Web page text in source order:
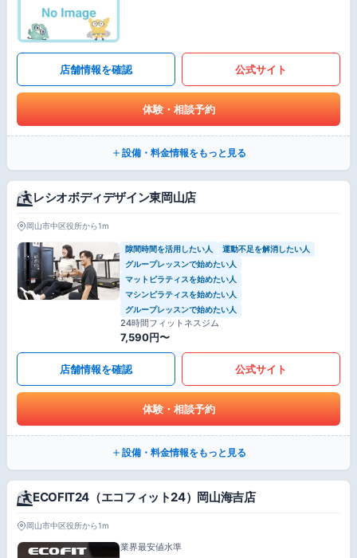
店舗情報を確認 公式サイト
体験・相談予約
設備・料金情報をもっと見る
レシオボディデザイン東岡山店
岡山市中区役所から1m
隙間時間を活用したい人
運動不足を解消したい人
グループレッスンで始めたい人
マットピラティスを始めたい人
マシンピラティスを始めたい人
グループレッスンで始めたい人
24時間フィットネスジム
7,590円〜
店舗情報を確認 公式サイト
体験・相談予約
設備・料金情報をもっと見る
ECOFIT24（エコフィット24）岡山海吉店
岡山市中区役所から1m
業界最安値水準